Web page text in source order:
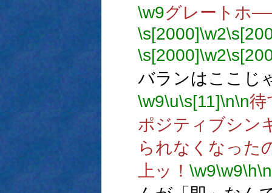
\w9グレート
\s[2000]\w2
\s[2000]\w2
バランはここじ
\w9\u\s[11]\n\n待
ポジティブシン
られなくなった
上ッ！ \w9\w9\h\n